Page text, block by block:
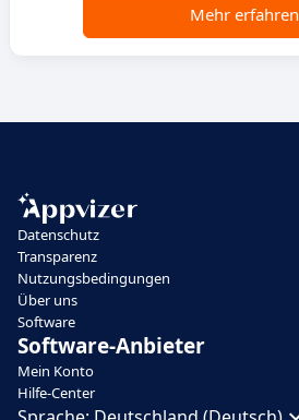
Mehr erfahren
Datenschutz
Transparenz
Nutzungsbedingungen
Über uns
Software
Software-Anbieter
Mein Konto
Hilfe-Center